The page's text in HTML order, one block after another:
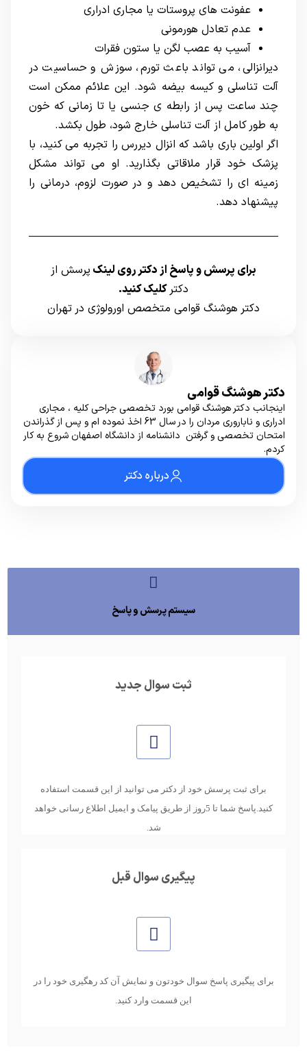
عفونت های پروستات یا مجاری ادراری
عدم تعادل هورمونی
آسیب به عصب لگن یا ستون فقرات
دیرانزالی، می تواند باعث تورم، سوزش و حساسیت در
آلت تناسلی و کیسه بیضه شود. این علائم ممکن است
چند ساعت پس از رابطه ی جنسی یا تا زمانی که خون
به طور کامل از آلت تناسلی خارج شود، طول بکشد.
اگر اولین باری باشد که انزال دیررس را تجربه می کنید، با
پزشک خود قرار ملاقاتی بگذارید. او می تواند مشکل
زمینه ای را تشخیص دهد و در صورت لزوم، درمانی را
پیشنهاد دهد.
برای پرسش و پاسخ از دکتر روی لینک پرسش از
دکتر کلیک کنید.
دکتر هوشنگ قوامی متخصص اورولوژی در تهران
دکتر هوشنگ قوامی
اینجانب دکتر هوشنگ قوامی بورد تخصصی جراحی کلیه ، مجاری
ادراری و ناباروری مردان را در سال 63 اخذ نموده ام و پس از گذراندن
امتحان تخصصی و گرفتن دانشنامه از دانشگاه اصفهان شروع به کار
کردم.
درباره دکتر
سیستم پرسش و پاسخ
ثبت سوال جدید
برای ثبت پرسش خود از دکتر می توانید از این قسمت استفاده
کنید.پاسخ شما تا 5روز از طریق پیامک و ایمیل اطلاع رسانی خواهد
شد.
پیگیری سوال قبل
برای پیگیری پاسخ سوال خودتون و نمایش آن کد رهگیری خود را در
این قسمت وارد کنید.